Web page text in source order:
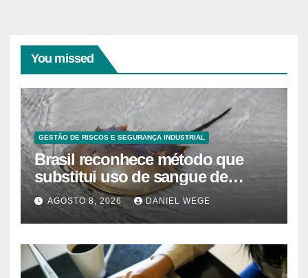
You missed
GESTÃO DE RISCOS E SEGURANÇA INDUSTRIAL
Brasil reconhece método que
substitui uso de sangue de
caranguejo-ferradura em testes
farmacêuticos
AGOSTO 8, 2026 DANIEL WEGE